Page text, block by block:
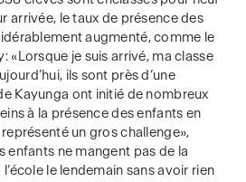
arrivée, le taux de présence des
augmenté, comme le
«Lorsque je suis arrivé, ma classe
ils sont près d’une
Kayunga ont initié de nombreux
à la présence des enfants en
un gros challenge»,
enfants ne mangent pas de la
le lendemain sans avoir rien